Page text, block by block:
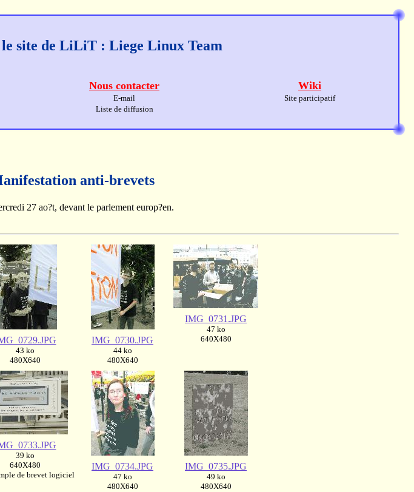
site de LiLiT : Liege Linux Team
Nous contacter
E-mail
Liste de diffusion
Wiki
Site participatif
anti-brevets
27 ao?t, devant le parlement europ?en.
43 ko
480X640
IMG_0730.JPG
44 ko
480X640
IMG_0731.JPG
47 ko
640X480
39 ko
640X480
de brevet logiciel
IMG_0734.JPG
47 ko
480X640
IMG_0735.JPG
49 ko
480X640